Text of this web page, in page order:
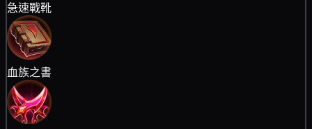
急速戰靴
血族之書